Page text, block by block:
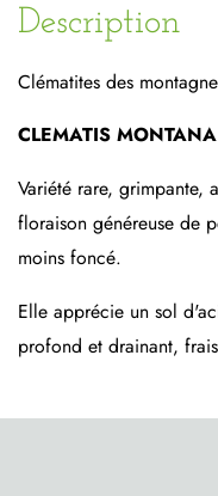
Description
Clématites des
CLEMATIS
Variété rare, grimpante,
floraison généreuse de
moins foncé.
Elle apprécie un sol
profond et drainant,